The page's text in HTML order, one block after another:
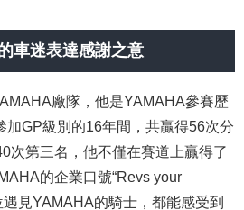
車迷表達感謝之意
廠隊，他是YAMAHA參賽歷
加GP級別的16年間，共贏得56次分
次第三名，他不僅在賽道上贏得了
的企業口號“Revs your
見YAMAHA的騎士，都能感受到